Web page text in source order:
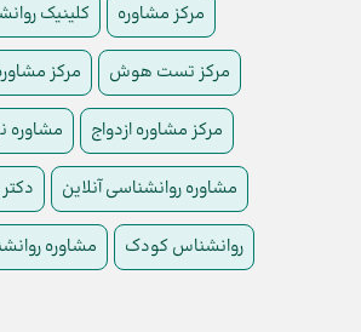
مرکز مشاوره کلینیک
مرکز تست هوش مرکز
مرکز مشاوره ازدواج مشاوره
مشاوره روانشناسی آنلاین
روانشناس کودک مشاوره